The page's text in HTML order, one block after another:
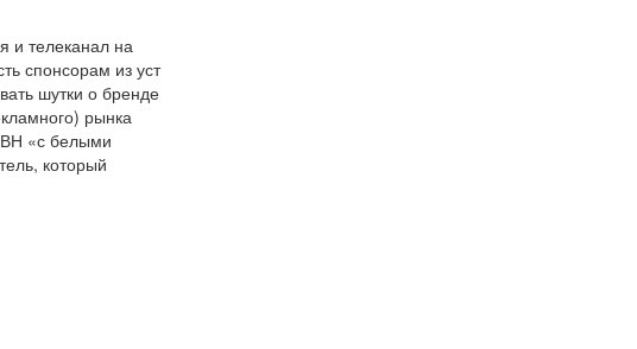
и телеканал на
спонсорам из уст
шутки о бренде
рынка
«с белыми
который